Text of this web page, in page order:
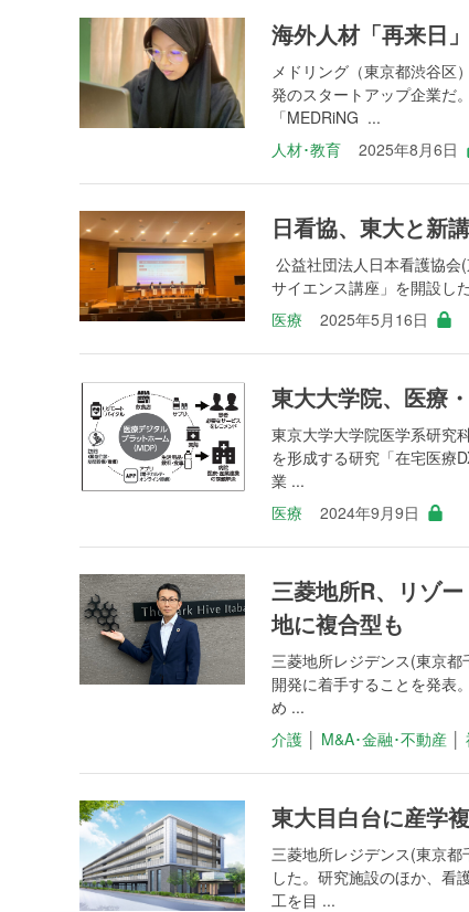
海外人材「再来日
メドリング（東京都渋谷区
発のスタートアップ企業だ
「MEDRiNG ...
人材･教育
2025年8月6日
日看協、東大と新
公益社団法人日本看護協
サイエンス講座」を開設し
医療
2025年5月16日
東大大学院、医療
東京大学大学院医学系研究
を形成する研究「在宅医療
業 ...
医療
2024年9月9日
三菱地所R、リゾ
地に複合型も
三菱地所レジデンス(東京
開発に着手することを発表
め ...
介護
M&A･金融･不動産
東大目白台に産学
三菱地所レジデンス(東京
した。研究施設のほか、看
工を目 ...